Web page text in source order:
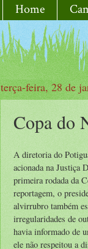
Home
terça-feira, 28 de
Copa do
A diretoria do
acionada na Justiça
primeira rodada da
reportagem, o
alvirrubro também
irregularidades de
havia informado de
ele não respeitou a